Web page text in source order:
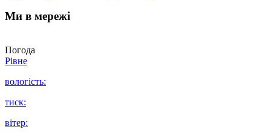
Ми в мережі
Погода
Рівне
вологість:
тиск:
вітер: